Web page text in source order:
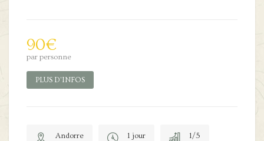
90€
par personne
PLUS D'INFOS
Andorre 1 jour 1/5